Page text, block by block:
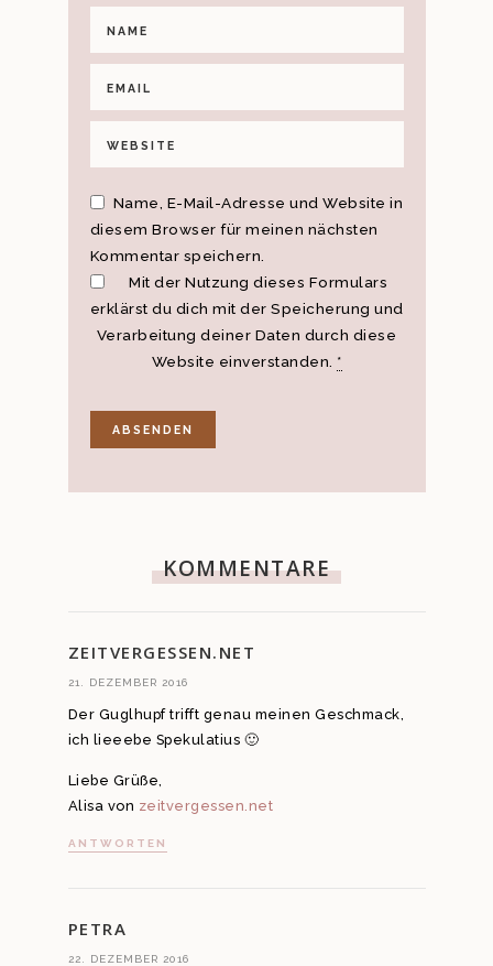
Name, E-Mail-Adresse und Website in
diesem Browser für meinen nächsten
Kommentar speichern.
Mit der Nutzung dieses Formulars
erklärst du dich mit der Speicherung und
Verarbeitung deiner Daten durch diese
Website einverstanden. *
KOMMENTARE
ZEITVERGESSEN.NET
21. DEZEMBER 2016
Der Guglhupf trifft genau meinen Geschmack,
ich lieeebe Spekulatius 🙂
Liebe Grüße,
Alisa von zeitvergessen.net
ANTWORTEN
PETRA
22. DEZEMBER 2016